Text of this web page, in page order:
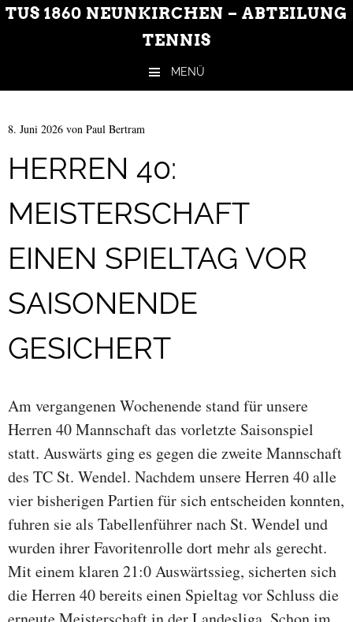
TUS 1860 NEUNKIRCHEN – ABTEILUNG
TENNIS
MENÜ
8. Juni 2026 von Paul Bertram
HERREN 40:
MEISTERSCHAFT
EINEN SPIELTAG VOR
SAISONENDE
GESICHERT
Am vergangenen Wochenende stand für unsere
Herren 40 Mannschaft das vorletzte Saisonspiel
statt. Auswärts ging es gegen die zweite Mannschaft
des TC St. Wendel. Nachdem unsere Herren 40 alle
vier bisherigen Partien für sich entscheiden konnten,
fuhren sie als Tabellenführer nach St. Wendel und
wurden ihrer Favoritenrolle dort mehr als gerecht.
Mit einem klaren 21:0 Auswärtssieg, sicherten sich
die Herren 40 bereits einen Spieltag vor Schluss die